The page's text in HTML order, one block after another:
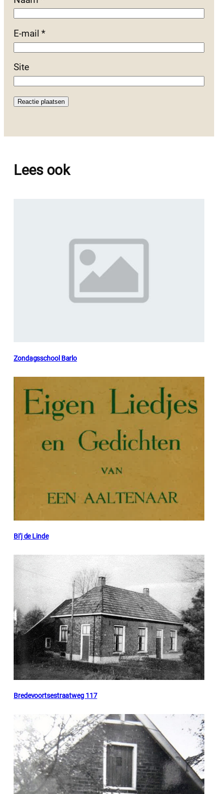
E-mail*
Site
Lees ook
Zondagsschool Barlo
Bi’j de Linde
Bredevoortsestraatweg 117